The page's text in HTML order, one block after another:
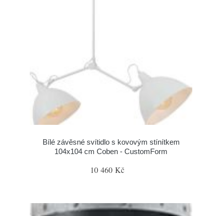
Bílé závěsné svítidlo s kovovým stínítkem
104x104 cm Coben - CustomForm
10 460 Kč